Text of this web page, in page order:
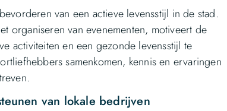
van een actieve levensstijl in de stad.
organiseren van evenementen, motiveert de
activiteiten en een gezonde levensstijl te
samenkomen, kennis en ervaringen
van lokale bedrijven